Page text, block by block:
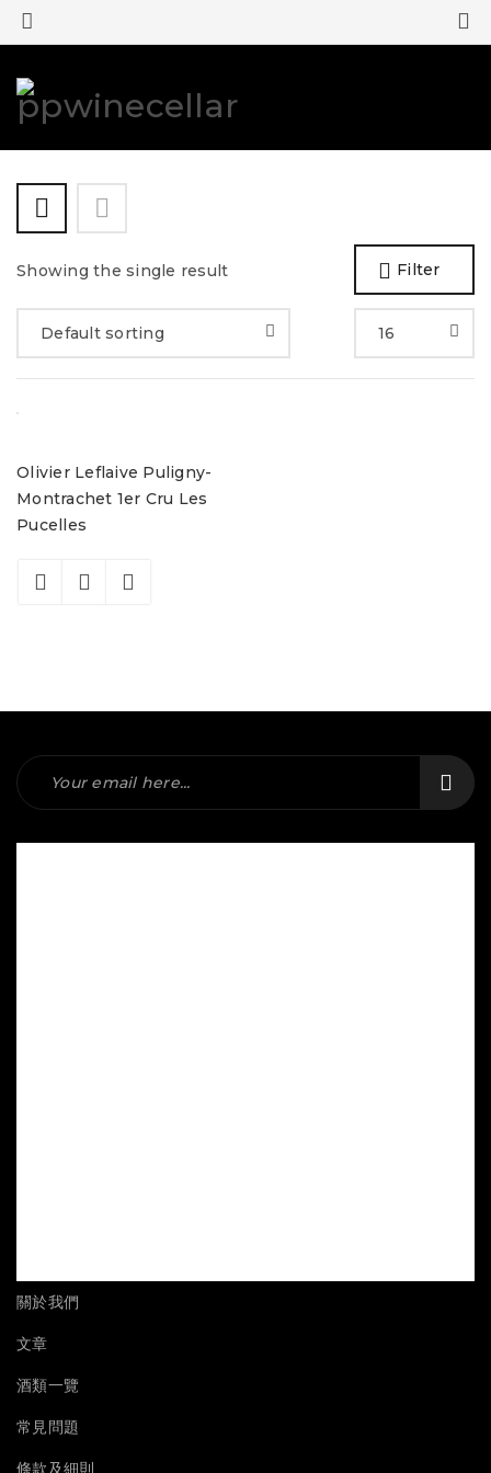
Showing the single result Filter
Default sorting 16
Olivier Leflaive Puligny-
Montrachet 1er Cru Les
Pucelles
關於我們
文章
酒類一覽
常見問題
條款及細則